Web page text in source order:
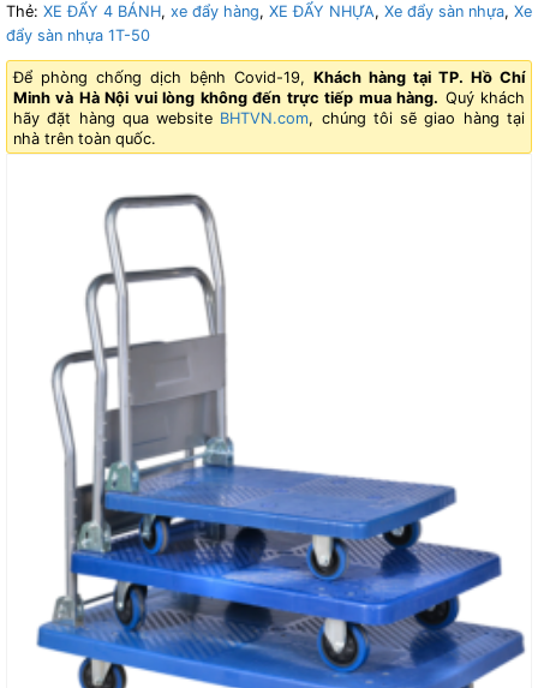
Thẻ: XE ĐẨY 4 BÁNH, xe đẩy hàng, XE ĐẨY NHỰA, Xe đẩy sàn nhựa, Xe
đẩy sàn nhựa 1T-50
Để phòng chống dịch bệnh Covid-19, Khách hàng tại TP. Hồ Chí
Minh và Hà Nội vui lòng không đến trực tiếp mua hàng. Quý khách
hãy đặt hàng qua website BHTVN.com, chúng tôi sẽ giao hàng tại
nhà trên toàn quốc.